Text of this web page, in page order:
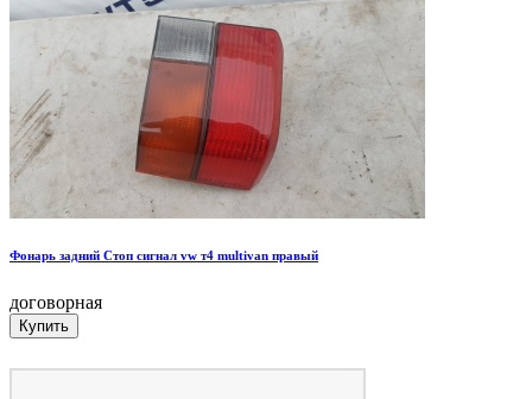
Фонарь задний Стоп сигнал vw т4 multivan правый
договорная